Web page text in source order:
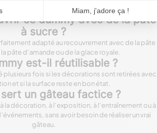
de grands gâteaux décoratifs.
ce dummy avec de la pâte
à sucre ?
adapté au recouvrement avec de la pâte
pâte d’amande ou de la glace royale.
est-il réutilisable ?
plusieurs fois si les décorations sont retirées avec
et si la surface reste en bon état.
un gâteau factice ?
la décoration, à l’exposition, à l’entraînement ou à
sans avoir besoin de réaliser un vrai
gâteau.